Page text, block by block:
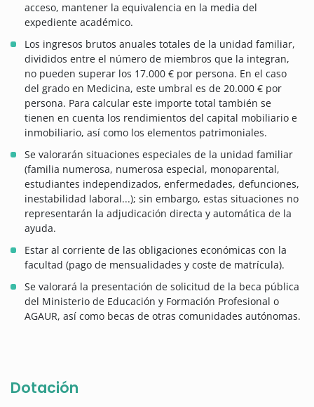
acceso, mantener la equivalencia en la media del
expediente académico.
Los ingresos brutos anuales totales de la unidad familiar,
divididos entre el número de miembros que la integran,
no pueden superar los 17.000 € por persona. En el caso
del grado en Medicina, este umbral es de 20.000 € por
persona. Para calcular este importe total también se
tienen en cuenta los rendimientos del capital mobiliario e
inmobiliario, así como los elementos patrimoniales.
Se valorarán situaciones especiales de la unidad familiar
(familia numerosa, numerosa especial, monoparental,
estudiantes independizados, enfermedades, defunciones,
inestabilidad laboral...); sin embargo, estas situaciones no
representarán la adjudicación directa y automática de la
ayuda.
Estar al corriente de las obligaciones económicas con la
facultad (pago de mensualidades y coste de matrícula).
Se valorará la presentación de solicitud de la beca pública
del Ministerio de Educación y Formación Profesional o
AGAUR, así como becas de otras comunidades autónomas.
Dotación